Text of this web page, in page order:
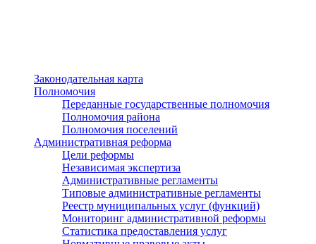
Законодательная карта
Полномочия
Переданные государственные полномочия
Полномочия района
Полномочия поселений
Административная реформа
Цели реформы
Независимая экспертиза
Административные регламенты
Типовые административные регламенты
Реестр муниципальных услуг (функций)
Мониторинг административной реформы
Статистика предоставления услуг